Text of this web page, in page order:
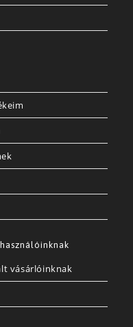
vásárlóinknak